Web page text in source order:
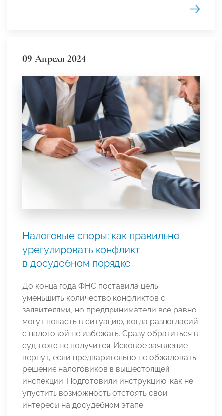
09 Апреля 2024
Налоговые споры: как правильно
урегулировать конфликт
в досудебном порядке
До конца года ФНС поставила цель
уменьшить количество конфликтов с
заявителями, но предприниматели все равно
могут попасть в ситуацию, когда разногласий
с налоговой не избежать. Сразу обратиться в
суд тоже не получится. Исковое заявление
вернут, если предварительно не обжаловать
решение налоговиков в вышестоящей
инспекции. Подготовили инструкцию, как не
упустить возможность отстоять свои
интересы на досудебном этапе.